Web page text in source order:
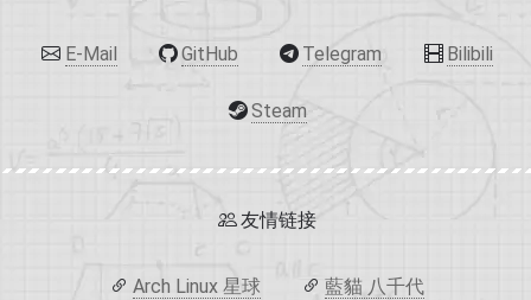
E-Mail GitHub Telegram Bilibili
Steam
友情链接
Arch Linux 星球 藍貓 八千代